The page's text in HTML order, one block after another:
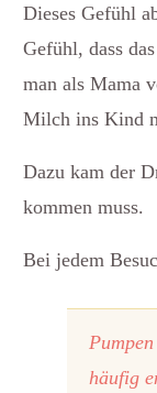
Dieses Gefühl
Gefühl, dass
man als Mama
Milch ins Kind
Dazu kam der
kommen muss.
Bei jedem
häufig